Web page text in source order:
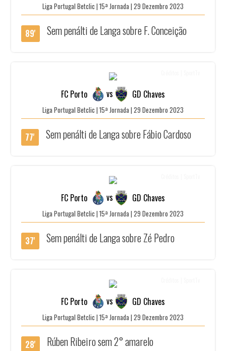
Liga Portugal Betclic | 15ª Jornada | 29 Dezembro 2023
89' Sem penálti de Langa sobre F. Conceição
FC Porto vs GD Chaves
Liga Portugal Betclic | 15ª Jornada | 29 Dezembro 2023
77' Sem penálti de Langa sobre Fábio Cardoso
FC Porto vs GD Chaves
Liga Portugal Betclic | 15ª Jornada | 29 Dezembro 2023
37' Sem penálti de Langa sobre Zé Pedro
FC Porto vs GD Chaves
Liga Portugal Betclic | 15ª Jornada | 29 Dezembro 2023
28' Rúben Ribeiro sem 2° amarelo